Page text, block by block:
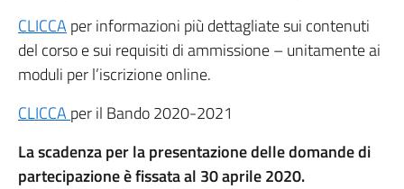
CLICCAper informazioni più dettagliate sui contenuti
del corso e sui requisiti di ammissione – unitamente ai
moduli per l’iscrizione online.
CLICCAper il Bando 2020-2021
La scadenza per la presentazione delle domande di
partecipazione è fissata al 30 aprile 2020.